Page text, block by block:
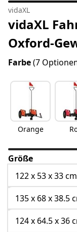
vidaXL
vidaXL
Oxford-
Farbe(7
Orange
Größe
122 x 53 x 33 cm
135 x 68 x 38.5
124 x 64.5 x 36